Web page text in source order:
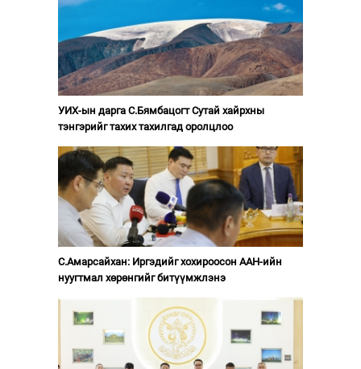
УИХ-ын дарга С.Бямбацогт Сутай хайрхны
тэнгэрийг тахих тахилгад оролцлоо
С.Амарсайхан: Иргэдийг хохироосон ААН-ийн
нуугтмал хөрөнгийг битүүмжлэнэ